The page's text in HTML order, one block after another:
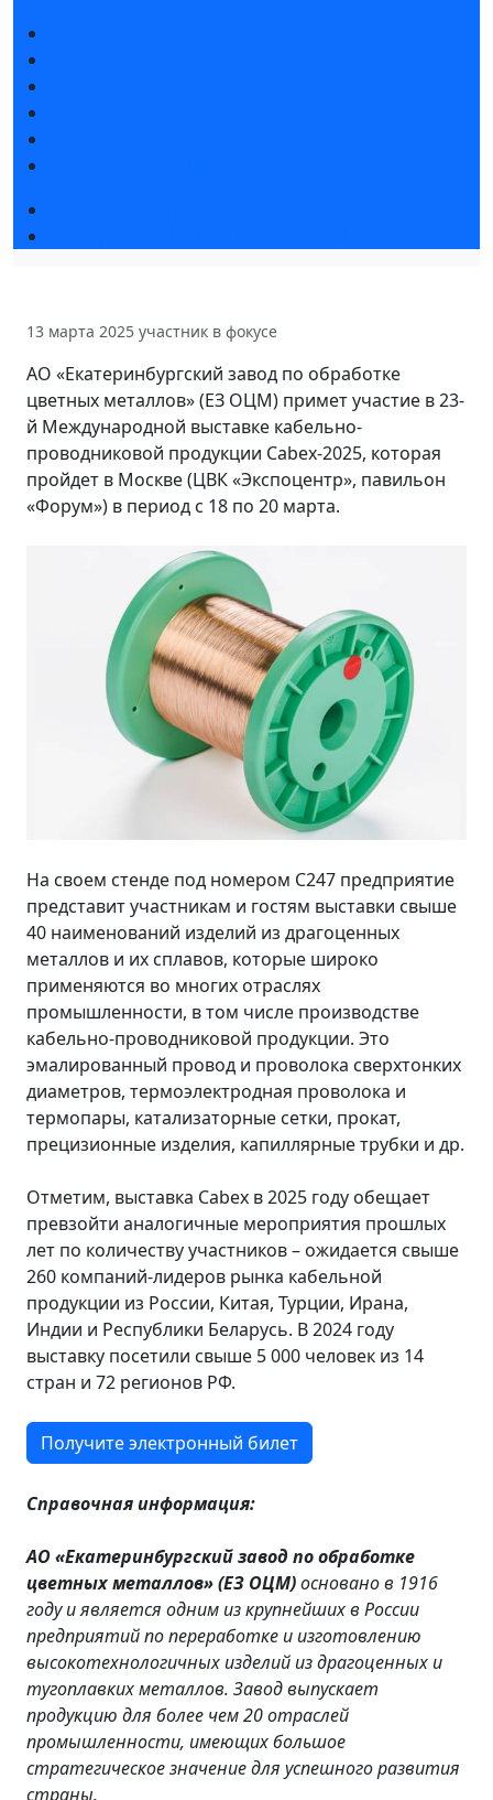
13 марта 2025 участник в фокусе
АО «Екатеринбургский завод по обработке
цветных металлов» (ЕЗ ОЦМ) примет участие в 23-
й Международной выставке кабельно-
проводниковой продукции Cabex-2025, которая
пройдет в Москве (ЦВК «Экспоцентр», павильон
«Форум») в период с 18 по 20 марта.
На своем стенде под номером C247 предприятие
представит участникам и гостям выставки свыше
40 наименований изделий из драгоценных
металлов и их сплавов, которые широко
применяются во многих отраслях
промышленности, в том числе производстве
кабельно-проводниковой продукции. Это
эмалированный провод и проволока сверхтонких
диаметров, термоэлектродная проволока и
термопары, катализаторные сетки, прокат,
прецизионные изделия, капиллярные трубки и др.
Отметим, выставка Cabex в 2025 году обещает
превзойти аналогичные мероприятия прошлых
лет по количеству участников – ожидается свыше
260 компаний-лидеров рынка кабельной
продукции из России, Китая, Турции, Ирана,
Индии и Республики Беларусь. В 2024 году
выставку посетили свыше 5 000 человек из 14
стран и 72 регионов РФ.
Получите электронный билет
Справочная информация:
АО «Екатеринбургский завод по обработке
цветных металлов» (ЕЗ ОЦМ)основано в 1916
году и является одним из крупнейших в России
предприятий по переработке и изготовлению
высокотехнологичных изделий из драгоценных и
тугоплавких металлов. Завод выпускает
продукцию для более чем 20 отраслей
промышленности, имеющих большое
стратегическое значение для успешного развития
страны.